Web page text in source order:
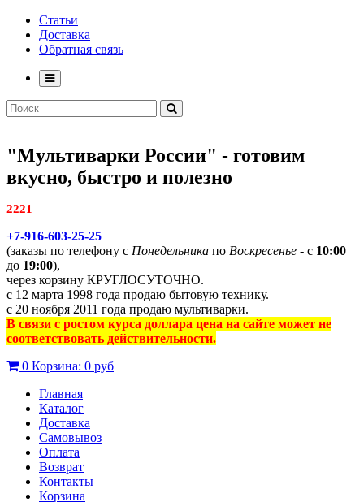
Статьи
Доставка
Обратная связь
"Мультиварки России" - готовим
вкусно, быстро и полезно
2221
+7-916-603-25-25
(заказы по телефону с Понедельника по Воскресенье - с 10:00
до 19:00),
через корзину КРУГЛОСУТОЧНО.
с 12 марта 1998 года продаю бытовую технику.
с 20 ноября 2011 года продаю мультиварки.
В связи с ростом курса доллара цена на сайте может не
соответствовать действительности.
0 Корзина: 0 руб
Главная
Каталог
Доставка
Самовывоз
Оплата
Возврат
Контакты
Корзина